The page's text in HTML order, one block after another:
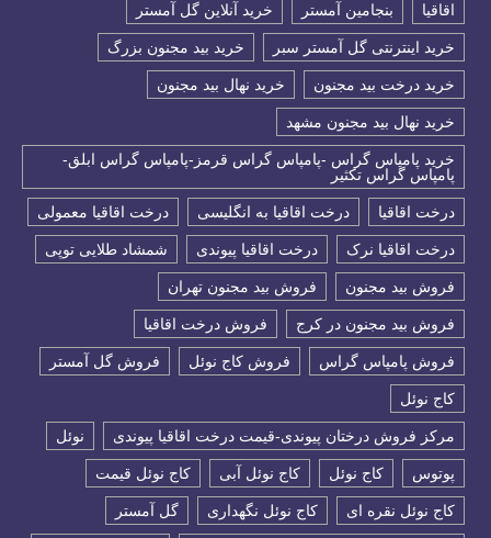
اقاقیا بنجامین آمستر خرید آنلاین گل آمستر
خرید اینترنتی گل آمستر سبر خرید بید مجنون بزرگ
خرید درخت بید مجنون خرید نهال بید مجنون
خرید نهال بید مجنون مشهد
خرید پامپاس گراس -پامپاس گراس قرمز-پامپاس گراس ابلق-
پامپاس گراس تکثیر
درخت اقاقیا درخت اقاقیا به انگلیسی درخت اقاقیا معمولی
درخت اقاقیا نرک درخت اقاقیا پیوندی شمشاد طلایی توپی
فروش بید مجنون فروش بید مجنون تهران
فروش بید مجنون در کرج فروش درخت اقاقیا
فروش پامپاس گراس فروش کاج نوئل فروش گل آمستر
كاج نوئل
مرکز فروش درختان پیوندی-قیمت درخت اقاقیا پیوندی نوئل
پوتوس کاج نوئل کاج نوئل آبی کاج نوئل قیمت
کاج نوئل نقره ای کاج نوئل نگهداری گل آمستر